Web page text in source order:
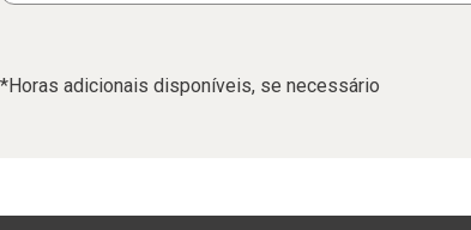
*Horas adicionais disponíveis, se necessário